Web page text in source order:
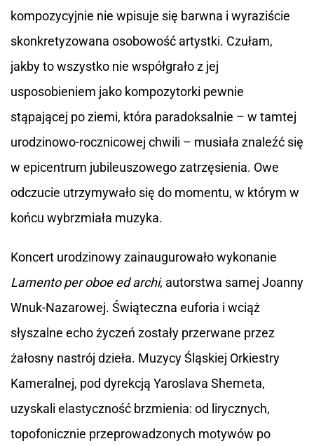
kompozycyjnie nie wpisuje się barwna i wyraziście
skonkretyzowana osobowość artystki. Czułam,
jakby to wszystko nie współgrało z jej
usposobieniem jako kompozytorki pewnie
stąpającej po ziemi, która paradoksalnie – w tamtej
urodzinowo-rocznicowej chwili – musiała znaleźć się
w epicentrum jubileuszowego zatrzęsienia. Owe
odczucie utrzymywało się do momentu, w którym w
końcu wybrzmiała muzyka.
Koncert urodzinowy zainaugurowało wykonanie
Lamento per oboe ed archi, autorstwa samej Joanny
Wnuk-Nazarowej. Świąteczna euforia i wciąż
słyszalne echo życzeń zostały przerwane przez
żałosny nastrój dzieła. Muzycy Śląskiej Orkiestry
Kameralnej, pod dyrekcją Yaroslava Shemeta,
uzyskali elastyczność brzmienia: od lirycznych,
topofonicznie przeprowadzonych motywów po